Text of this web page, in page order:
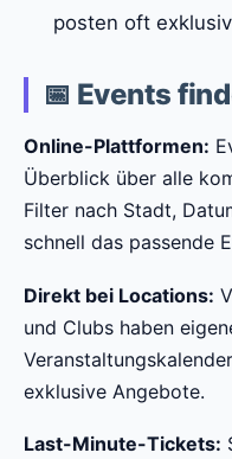
posten oft
📅 Events
Online-Plattformen:
Überblick über alle
Filter nach Stadt,
schnell das passende
Direkt bei Locations:
und Clubs haben
exklusive Angebote.
Last-Minute-Tickets: